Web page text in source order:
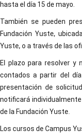
hasta el día 15 de mayo.
También se pueden
Fundación Yuste,
Yuste, o a través de las
El plazo para resolver y
contados a partir del
presentación de
notificará
de la Fundación Yuste.
Los cursos de Campus